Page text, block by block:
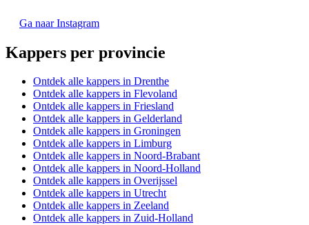
Ga naar Instagram
Kappers per provincie
Ontdek alle kappers in Drenthe
Ontdek alle kappers in Flevoland
Ontdek alle kappers in Friesland
Ontdek alle kappers in Gelderland
Ontdek alle kappers in Groningen
Ontdek alle kappers in Limburg
Ontdek alle kappers in Noord-Brabant
Ontdek alle kappers in Noord-Holland
Ontdek alle kappers in Overijssel
Ontdek alle kappers in Utrecht
Ontdek alle kappers in Zeeland
Ontdek alle kappers in Zuid-Holland